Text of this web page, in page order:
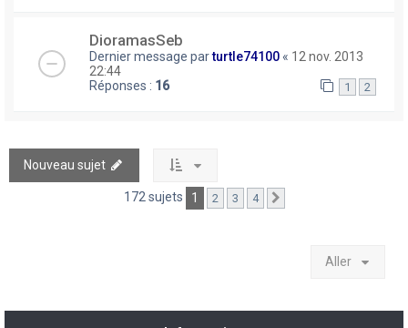
DioramasSeb
Dernier message parturtle74100 « 12 nov. 2013
22:44
Réponses : 16 1 2
Nouveau sujet
172 sujets 1 2 3 4
Aller